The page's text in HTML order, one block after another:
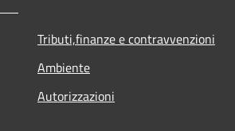
Tributi,finanze e contravvenzioni
Ambiente
Autorizzazioni